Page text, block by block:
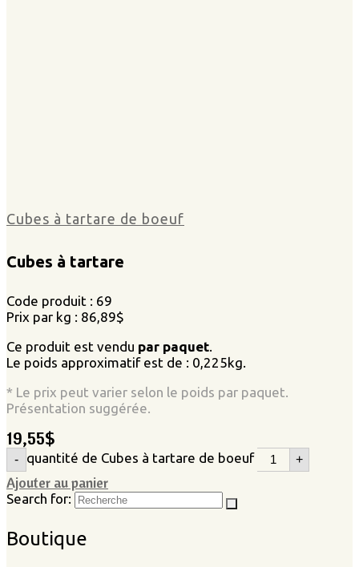
Cubes à tartare de boeuf
Cubes à tartare
Code produit : 69
Prix par kg : 86,89$
Ce produit est vendu par paquet.
Le poids approximatif est de : 0,225kg.
* Le prix peut varier selon le poids par paquet.
Présentation suggérée.
19,55$
- quantité de Cubes à tartare de boeuf +
Ajouter au panier
Search for:
Boutique